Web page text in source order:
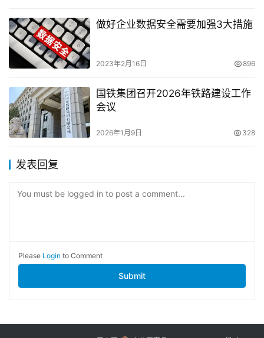
做好企业数据安全需要加强3大措施
2023年2月16日 896
国铁集团召开2026年铁路建设工作
会议
2026年1月9日 328
发表回复
You must be logged in to post a comment...
Please Login to Comment
Submit